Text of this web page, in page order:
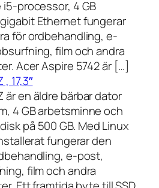
processor, 4 GB
Ethernet fungerar
för ordbehandling, e-
film och andra
Acer Aspire 5742 är […]
17,3″
är en äldre bärbar dator
4 GB arbetsminne och
på 500 GB. Med Linux
fungerar den
e-post,
film och andra